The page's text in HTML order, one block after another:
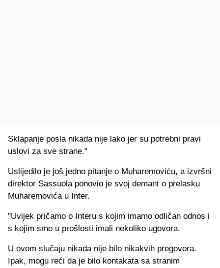
Sklapanje posla nikada nije lako jer su potrebni pravi
uslovi za sve strane."
Uslijedilo je još jedno pitanje o Muharemoviću, a izvršni
direktor Sassuola ponovio je svoj demant o prelasku
Muharemovića u Inter.
"Uvijek pričamo o Interu s kojim imamo odličan odnos i
s kojim smo u prošlosti imali nekoliko ugovora.
U ovom slučaju nikada nije bilo nikakvih pregovora.
Ipak, mogu reći da je bilo kontakata sa stranim